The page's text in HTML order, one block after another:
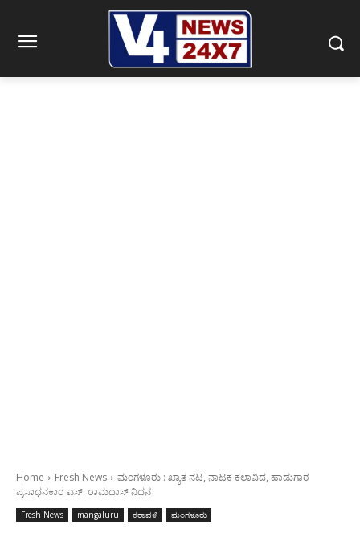
Home Fresh News
ಮಂಗಳೂರು : ಖ್ಯಾತ ನಟ, ನಾಟಕ ಕಲಾವಿದ, ಹಾಡುಗಾರ
ಪ್ರಸಾಧನಕಾರ ಎಸ್. ರಾಮದಾಸ್ ನಿಧನ
Fresh News mangaluru ಕರಾವಳಿ ಮಂಗಳೂರು